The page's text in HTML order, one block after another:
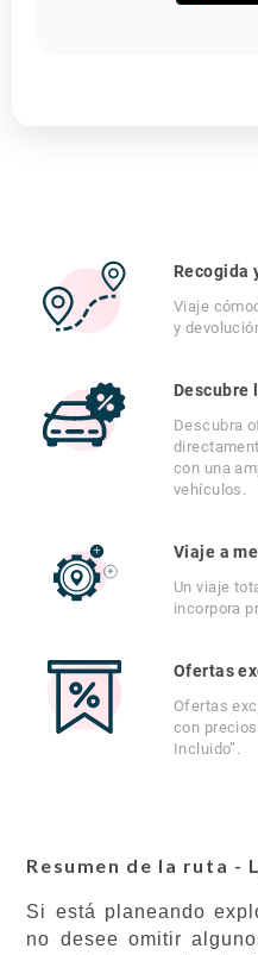
Recogida
Viaje
y
Descubre
Descubra
con una
vehículos.
Viaje a
Un viaje
incorpora
Ofertas
Ofertas
con
Incluido”.
Resumen de la ruta -
Si está planeando
no desee omitir